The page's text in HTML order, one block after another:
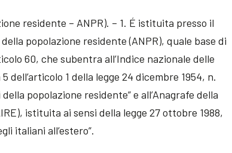
residente – ANPR). – 1. É istituita presso il
popolazione residente (ANPR), quale base di
60, che subentra all’Indice nazionale delle
1 della legge 24 dicembre 1954, n.
popolazione residente” e all’Anagrafe della
istituita ai sensi della legge 27 ottobre 1988,
italiani all’estero”.